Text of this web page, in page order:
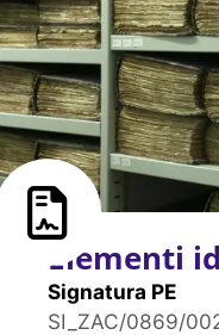
Elementi
Signatura PE
SI_ZAC/0869/